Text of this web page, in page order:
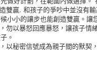
雙贏. 和孩子的爭吵中並沒有
小小的讓步也能創造雙贏。讓
勿以暴怒回應暴怒，讓孩子
。
以秘密信號成為親子間的默契